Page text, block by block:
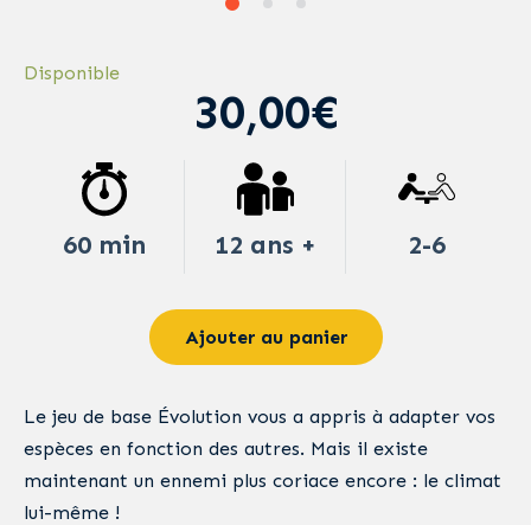
Disponible
30,00€
60 min 12 ans + 2-6
Ajouter au panier
Le jeu de base Évolution vous a appris à adapter vos
espèces en fonction des autres. Mais il existe
maintenant un ennemi plus coriace encore : le climat
lui-même !